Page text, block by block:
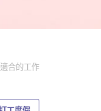
合的工作